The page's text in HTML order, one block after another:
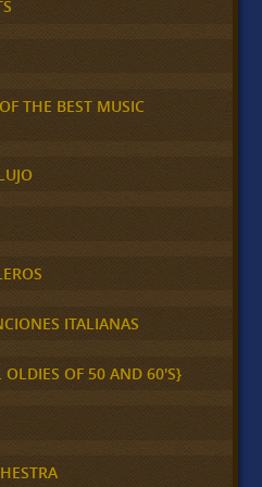
THE BEST MUSIC
ITALIANAS
OF 50 AND 60'S}